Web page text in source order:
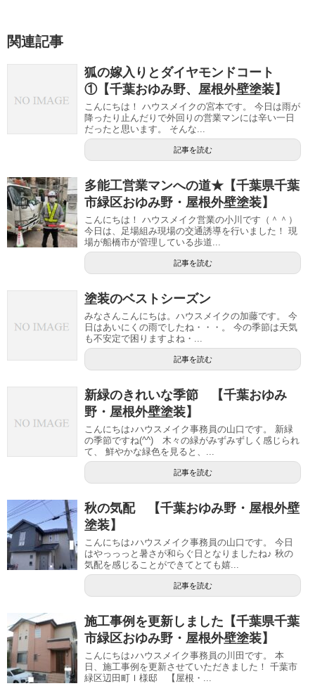
関連記事
狐の嫁入りとダイヤモンドコート
①【千葉おゆみ野、屋根外壁塗装】
こんにちは！ ハウスメイクの宮本です。 今日は雨が
降ったり止んだりで外回りの営業マンには辛い一日
だったと思います。 そんな...
記事を読む
多能工営業マンへの道★【千葉県千葉
市緑区おゆみ野・屋根外壁塗装】
こんにちは！ ハウスメイク営業の小川です（＾＾）
今日は、足場組み現場の交通誘導を行いました！ 現
場が船橋市が管理している歩道...
記事を読む
塗装のベストシーズン
みなさんこんにちは。ハウスメイクの加藤です。 今
日はあいにくの雨でしたね・・・。 今の季節は天気
も不安定で困りますよね・...
記事を読む
新緑のきれいな季節 【千葉おゆみ
野・屋根外壁塗装】
こんにちは♪ハウスメイク事務員の山口です。 新緑
の季節ですね(^^) 木々の緑がみずみずしく感じられ
て、 鮮やかな緑色を見ると、...
記事を読む
秋の気配 【千葉おゆみ野・屋根外壁
塗装】
こんにちは♪ハウスメイク事務員の山口です。 今日
はやっっっと暑さが和らぐ日となりましたね♪ 秋の
気配を感じることができてとても嬉...
記事を読む
施工事例を更新しました【千葉県千葉
市緑区おゆみ野・屋根外壁塗装】
こんにちは♪ハウスメイク事務員の川田です。 本
日、施工事例を更新させていただきました！ 千葉市
緑区辺田町Ｉ様邸 【屋根・...